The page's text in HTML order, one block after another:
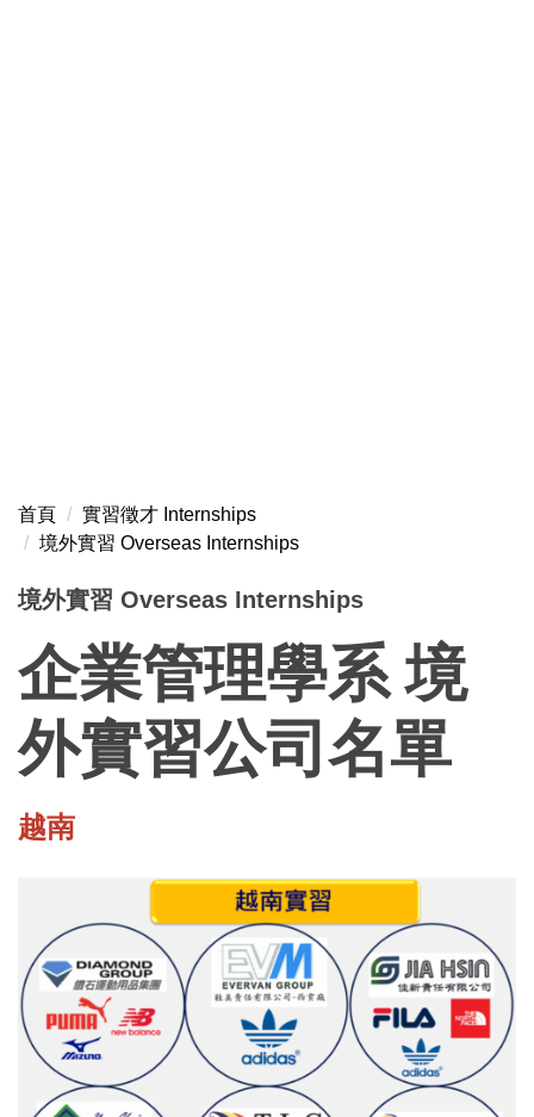
首頁
實習徵才 Internships
境外實習 Overseas Internships
境外實習 Overseas Internships
企業管理學系 境
外實習公司名單
越南